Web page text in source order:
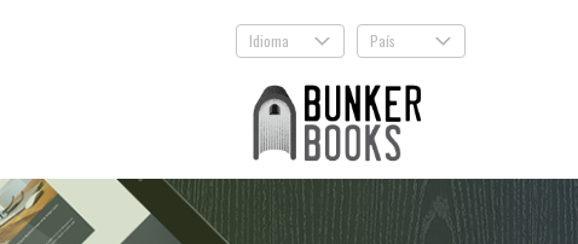
Idioma . País .